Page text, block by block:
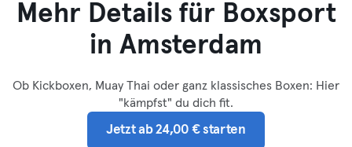
Mehr Details für Boxsport
in Amsterdam
Ob Kickboxen, Muay Thai oder ganz klassisches Boxen: Hier
"kämpfst" du dich fit.
Jetzt ab 24,00 € starten